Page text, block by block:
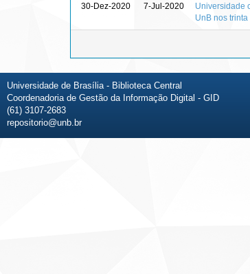
30-Dez-2020 7-Jul-2020
Universidade
UnB nos
Universidade de Brasília - Biblioteca Central
Coordenadoria de Gestão da Informação Digital - GID
(61) 3107-2683
repositorio@unb.br